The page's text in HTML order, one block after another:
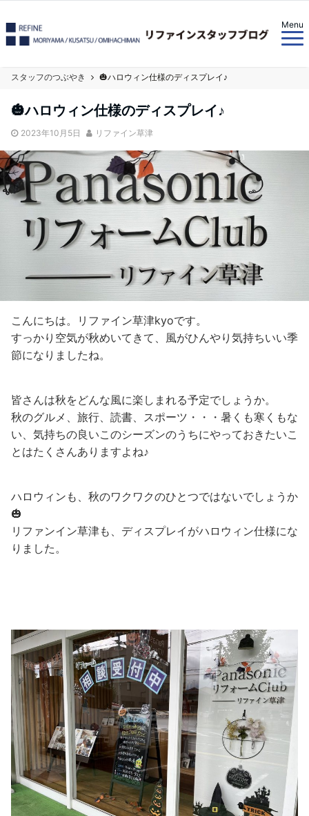
Menu
スタッフのつぶやき 🎃ハロウィン仕様のディスプレイ♪
🎃ハロウィン仕様のディスプレイ♪
2023年10月5日 リファイン草津
こんにちは。リファイン草津kyoです。
すっかり空気が秋めいてきて、風がひんやり気持ちいい季
節になりましたね。
皆さんは秋をどんな風に楽しまれる予定でしょうか。
秋のグルメ、旅行、読書、スポーツ・・・暑くも寒くもな
い、気持ちの良いこのシーズンのうちにやっておきたいこ
とはたくさんありますよね♪
ハロウィンも、秋のワクワクのひとつではないでしょうか
🎃
リファンイン草津も、ディスプレイがハロウィン仕様にな
りました。